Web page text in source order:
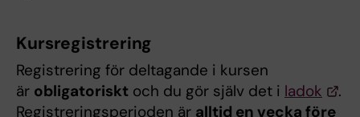
Kursregistrering
Registrering för deltagande i kursen
är obligatoriskt och du gör själv det i ladok
.
Registreringsperioden är alltid en vecka före